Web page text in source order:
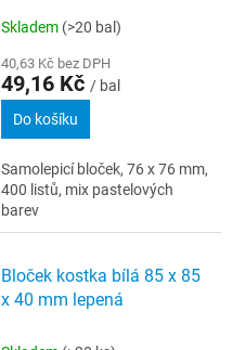
Skladem (>20 bal)
40,63 Kč bez DPH
49,16 Kč / bal
Do košíku
Samolepicí bloček, 76 x 76 mm,
400 listů, mix pastelových
barev
Bloček kostka bílá 85 x 85
x 40 mm lepená